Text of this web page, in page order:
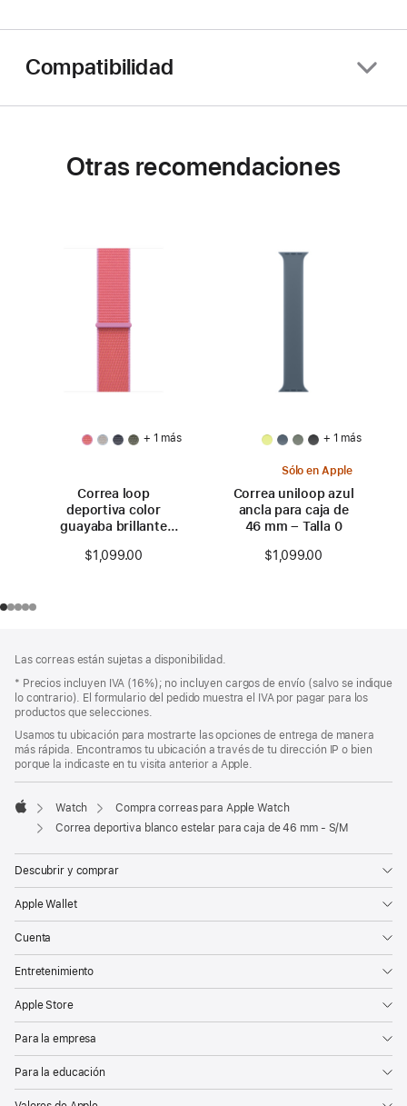
Compatibilidad
Otras recomendaciones
+ 1 más
Correa loop
deportiva color
guayaba brillante
$1,099.00
+ 1 más
Sólo en Apple
Correa uniloop azul
ancla para caja de
46 mm – Talla 0
$1,099.00
de
página
a
pie
de
página
Las correas están sujetas a disponibilidad.
Nota
a
pie
página
* Precios incluyen IVA (16%); no incluyen cargos de envío (salvo se indique
lo contrario). El formulario del pedido muestra el IVA por pagar para los
productos que selecciones.
Usamos tu ubicación para mostrarte las opciones de entrega de manera
más rápida. Encontramos tu ubicación a través de tu dirección IP o bien
porque la indicaste en tu visita anterior a Apple.
Apple
Watch
Compra correas para Apple Watch
Correa deportiva blanco estelar para caja de 46 mm - S/M
Descubrir y comprar
Apple Wallet
Cuenta
Entretenimiento
Apple Store
Para la empresa
Para la educación